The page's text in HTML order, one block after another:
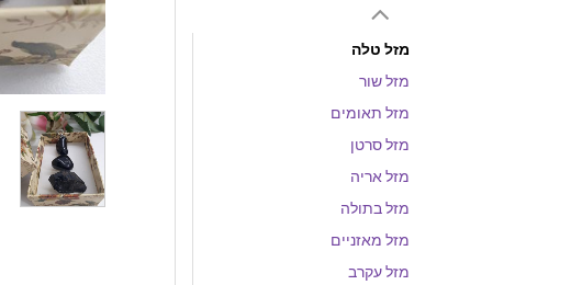
מזל טלה
מזל שור
מזל תאומים
מזל סרטן
מזל אריה
מזל בתולה
מזל מאזניים
מזל עקרב